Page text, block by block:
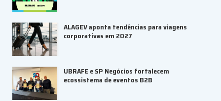
ALAGEV aponta tendências para viagens
corporativas em 2027
UBRAFE e SP Negócios fortalecem
ecossistema de eventos B2B